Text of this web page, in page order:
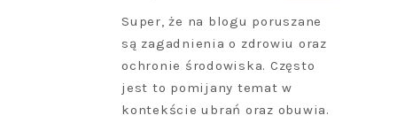
Super, że na blogu poruszane
są zagadnienia o zdrowiu oraz
ochronie środowiska. Często
jest to pomijany temat w
kontekście ubrań oraz obuwia.